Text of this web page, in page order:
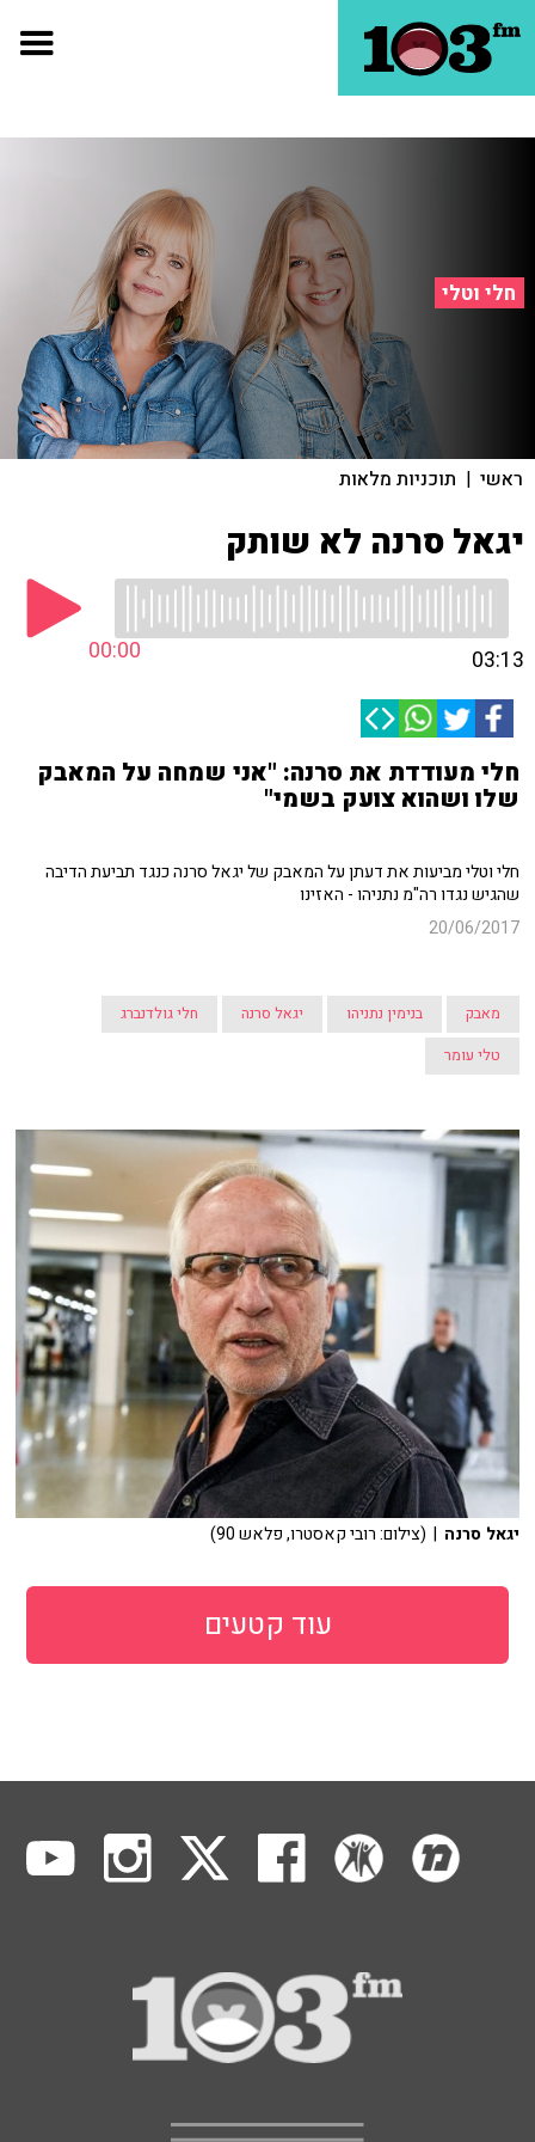
חלי וטלי
ראשי | תוכניות מלאות
יגאל סרנה לא שותק
00:00 03:13
חלי מעודדת את סרנה: "אני שמחה על המאבק
שלו ושהוא צועק בשמי"
חלי וטלי מביעות את דעתן על המאבק של יגאל סרנה כנגד תביעת הדיבה
שהגיש נגדו רה"מ נתניהו - האזינו
20/06/2017
מאבק בנימין נתניהו יגאל סרנה
חלי גולדנברג
טלי עומר
יגאל סרנה | (צילום: רובי קאסטרו, פלאש 90)
עוד קטעים